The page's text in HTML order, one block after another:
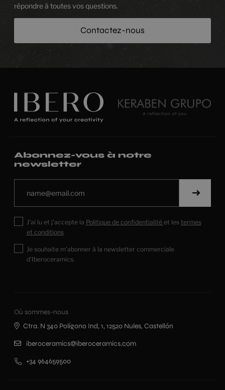
répondre à toutes vos questions.
Contactez-nous
Abonnez-vous à notre
newsletter
J’ai lu et j’accepte la Politique de confidentialité et les termes
et conditions
Je souhaite m’abonner à la newsletter commerciale
d’Iberoceramics.
Où sommes-nous
Ctra. N 340 Polígono Ind, 1, 12520 Nules, Castellón
iberoceramics@iberoceramics.com
+34 964659500